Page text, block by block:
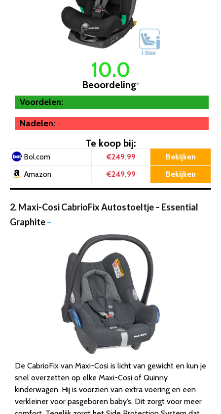
10.0
Beoordeling*
Voordelen:
Nadelen:
Te koop bij:
Bol.com €249.99 Bekijken
Amazon €249.99 Bekijken
2. Maxi-Cosi CabrioFix Autostoeltje – Essential
Graphite–
De CabrioFix van Maxi-Cosi is licht van gewicht en kun je
snel overzetten op elke Maxi-Cosi of Quinny
kinderwagen. Hij is voorzien van extra voering en een
verkleiner voor pasgeboren baby’s. Dit zorgt voor meer